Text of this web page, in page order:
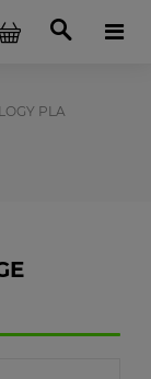
PLA